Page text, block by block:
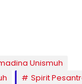
Unismuh
Spirit